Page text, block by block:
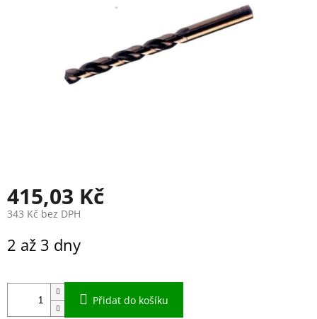
415,03 Kč
343 Kč bez DPH
cena:
2 až 3 dny
Přidat do košíku